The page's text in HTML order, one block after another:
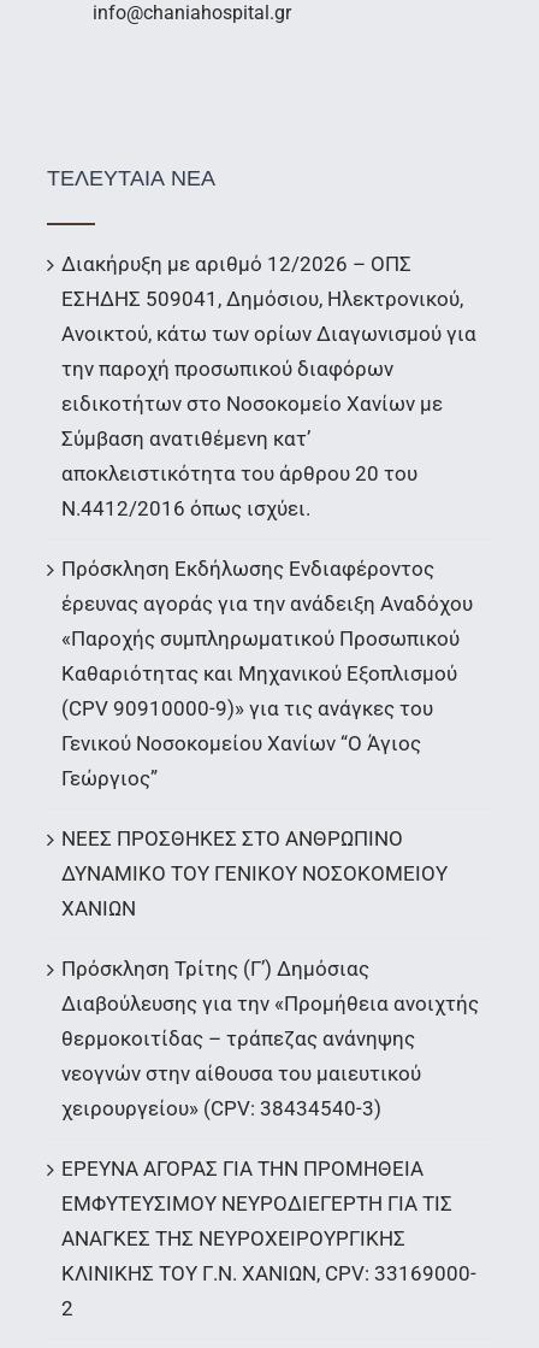
info@chaniahospital.gr
ΤΕΛΕΥΤΑΙΑ ΝΕΑ
Διακήρυξη με αριθμό 12/2026 – ΟΠΣ
ΕΣΗΔΗΣ 509041, Δημόσιου, Ηλεκτρονικού,
Ανοικτού, κάτω των ορίων Διαγωνισμού για
την παροχή προσωπικού διαφόρων
ειδικοτήτων στο Νοσοκομείο Χανίων με
Σύμβαση ανατιθέμενη κατ’
αποκλειστικότητα του άρθρου 20 του
Ν.4412/2016 όπως ισχύει.
Πρόσκληση Εκδήλωσης Ενδιαφέροντος
έρευνας αγοράς για την ανάδειξη Αναδόχου
«Παροχής συμπληρωματικού Προσωπικού
Καθαριότητας και Μηχανικού Εξοπλισμού
(CPV 90910000-9)» για τις ανάγκες του
Γενικού Νοσοκομείου Χανίων “Ο Άγιος
Γεώργιος”
ΝΕΕΣ ΠΡΟΣΘΗΚΕΣ ΣΤΟ ΑΝΘΡΩΠΙΝΟ
ΔΥΝΑΜΙΚΟ ΤΟΥ ΓΕΝΙΚΟΥ ΝΟΣΟΚΟΜΕΙΟΥ
ΧΑΝΙΩΝ
Πρόσκληση Τρίτης (Γ’) Δημόσιας
Διαβούλευσης για την «Προμήθεια ανοιχτής
θερμοκοιτίδας – τράπεζας ανάνηψης
νεογνών στην αίθουσα του μαιευτικού
χειρουργείου» (CPV: 38434540-3)
ΕΡΕΥΝΑ ΑΓΟΡΑΣ ΓΙΑ ΤΗΝ ΠΡΟΜΗΘΕΙΑ
ΕΜΦΥΤΕΥΣΙΜΟΥ ΝΕΥΡΟΔΙΕΓΕΡΤΗ ΓΙΑ ΤΙΣ
ΑΝΑΓΚΕΣ ΤΗΣ ΝΕΥΡΟΧΕΙΡΟΥΡΓΙΚΗΣ
ΚΛΙΝΙΚΗΣ ΤΟΥ Γ.Ν. ΧΑΝΙΩΝ, CPV: 33169000-
2